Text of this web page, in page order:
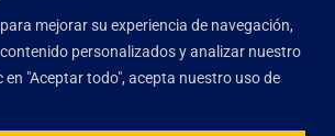
mejorar su experiencia de navegación,
personalizados y analizar nuestro
"Aceptar todo", acepta nuestro uso de